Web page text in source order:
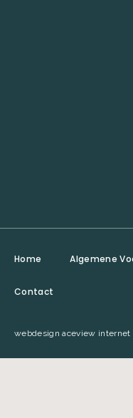
webdesign aceview internet
Home Algemene
Contact